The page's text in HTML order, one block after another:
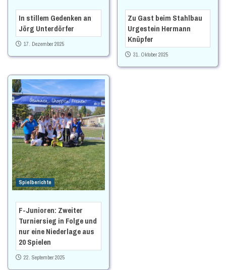
In stillem Gedenken an
Jörg Unterdörfer
17. Dezember 2025
Zu Gast beim Stahlbau
Urgestein Hermann
Knüpfer
31. Oktober 2025
Spielberichte
F-Junioren: Zweiter
Turniersieg in Folge und
nur eine Niederlage aus
20 Spielen
22. September 2025